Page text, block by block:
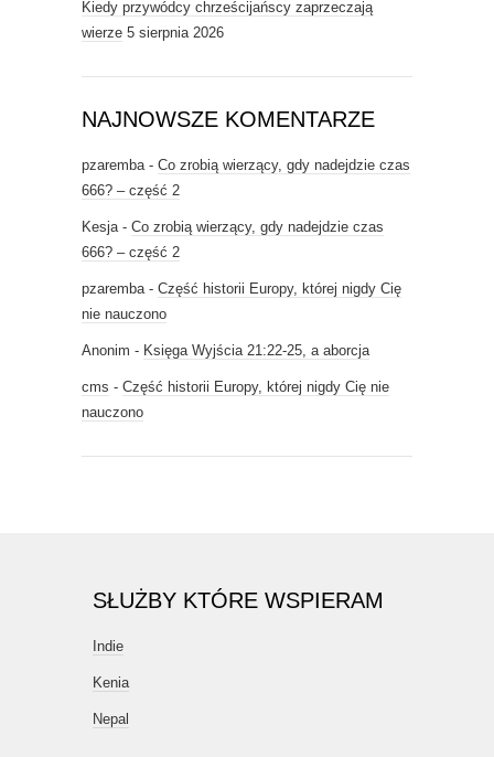
Kiedy przywódcy chrześcijańscy zaprzeczają
wierze 5 sierpnia 2026
NAJNOWSZE KOMENTARZE
pzaremba- Co zrobią wierzący, gdy nadejdzie czas
666? – część 2
Kesja- Co zrobią wierzący, gdy nadejdzie czas
666? – część 2
pzaremba- Część historii Europy, której nigdy Cię
nie nauczono
Anonim - Księga Wyjścia 21:22-25, a aborcja
cms - Część historii Europy, której nigdy Cię nie
nauczono
SŁUŻBY KTÓRE WSPIERAM
Indie
Kenia
Nepal